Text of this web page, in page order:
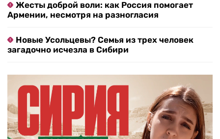
Жесты доброй воли: как Россия помогает
Армении, несмотря на разногласия
Новые Усольцевы? Семья из трех человек
загадочно исчезла в Сибири